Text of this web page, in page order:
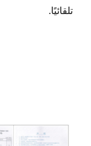
تلقائيًا.